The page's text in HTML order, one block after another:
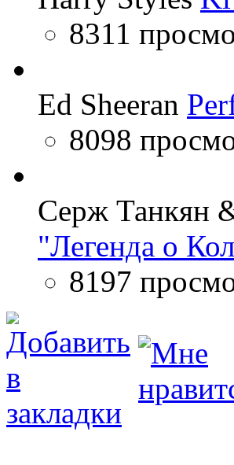
8311
Ed Sheeran
8098
Серж Танкян
"Легенда о
8197